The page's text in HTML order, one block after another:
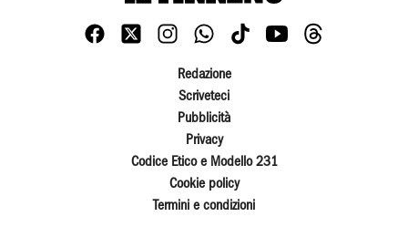
Redazione
Scriveteci
Pubblicità
Privacy
Codice Etico e Modello 231
Cookie policy
Termini e condizioni